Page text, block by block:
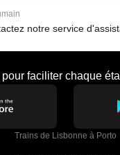
notre service
faciliter chaque
Trains de Lisbonne à Porto